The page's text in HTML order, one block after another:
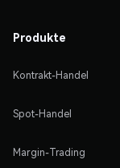
Produkte
Kontrakt-Handel
Spot-Handel
Margin-Trading